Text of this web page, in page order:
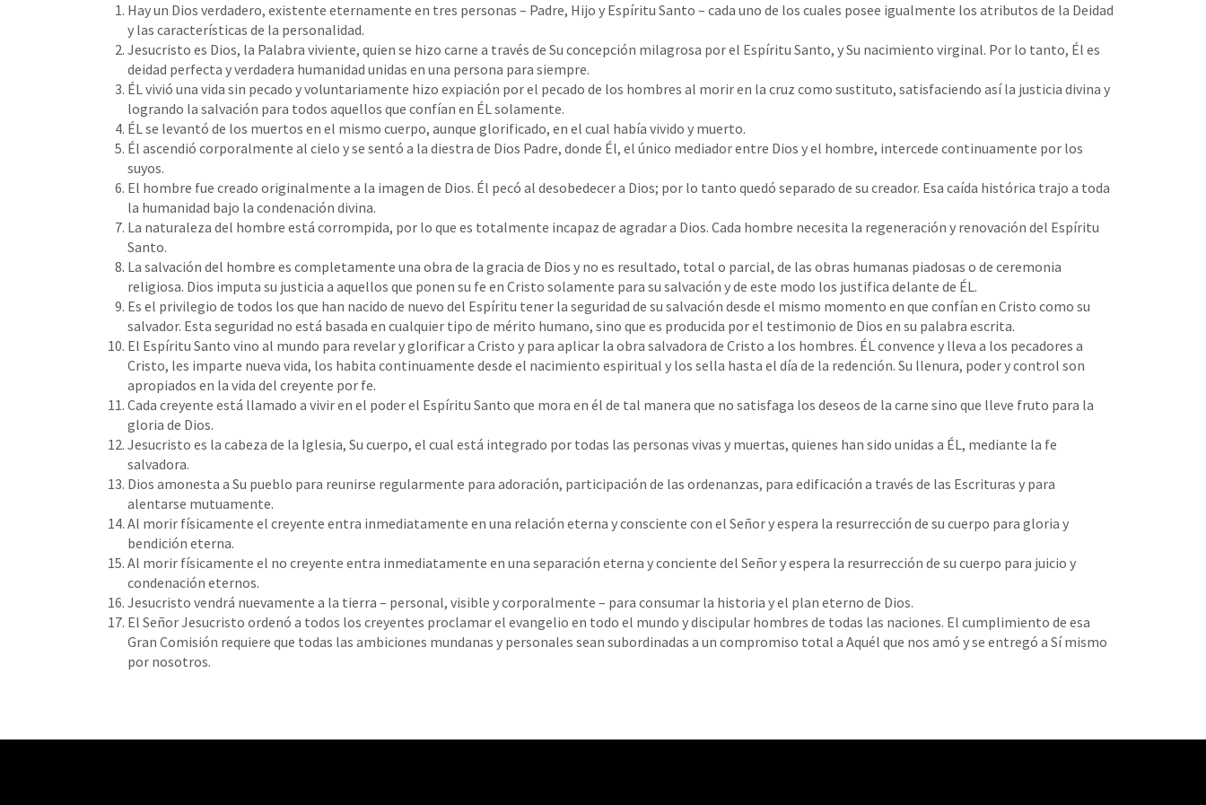
Hay un Dios verdadero, existente eternamente en tres personas – Padre, Hijo y Espíritu Santo – cada uno de los cuales posee igualmente los atributos de la Deidad
y las características de la personalidad.
Jesucristo es Dios, la Palabra viviente, quien se hizo carne a través de Su concepción milagrosa por el Espíritu Santo, y Su nacimiento virginal. Por lo tanto, Él es
deidad perfecta y verdadera humanidad unidas en una persona para siempre.
ÉL vivió una vida sin pecado y voluntariamente hizo expiación por el pecado de los hombres al morir en la cruz como sustituto, satisfaciendo así la justicia divina y
logrando la salvación para todos aquellos que confían en ÉL solamente.
ÉL se levantó de los muertos en el mismo cuerpo, aunque glorificado, en el cual había vivido y muerto.
Él ascendió corporalmente al cielo y se sentó a la diestra de Dios Padre, donde Él, el único mediador entre Dios y el hombre, intercede continuamente por los
suyos.
El hombre fue creado originalmente a la imagen de Dios. Él pecó al desobedecer a Dios; por lo tanto quedó separado de su creador. Esa caída histórica trajo a toda
la humanidad bajo la condenación divina.
La naturaleza del hombre está corrompida, por lo que es totalmente incapaz de agradar a Dios. Cada hombre necesita la regeneración y renovación del Espíritu
Santo.
La salvación del hombre es completamente una obra de la gracia de Dios y no es resultado, total o parcial, de las obras humanas piadosas o de ceremonia
religiosa. Dios imputa su justicia a aquellos que ponen su fe en Cristo solamente para su salvación y de este modo los justifica delante de ÉL.
Es el privilegio de todos los que han nacido de nuevo del Espíritu tener la seguridad de su salvación desde el mismo momento en que confían en Cristo como su
salvador. Esta seguridad no está basada en cualquier tipo de mérito humano, sino que es producida por el testimonio de Dios en su palabra escrita.
El Espíritu Santo vino al mundo para revelar y glorificar a Cristo y para aplicar la obra salvadora de Cristo a los hombres. ÉL convence y lleva a los pecadores a
Cristo, les imparte nueva vida, los habita continuamente desde el nacimiento espiritual y los sella hasta el día de la redención. Su llenura, poder y control son
apropiados en la vida del creyente por fe.
Cada creyente está llamado a vivir en el poder el Espíritu Santo que mora en él de tal manera que no satisfaga los deseos de la carne sino que lleve fruto para la
gloria de Dios.
Jesucristo es la cabeza de la Iglesia, Su cuerpo, el cual está integrado por todas las personas vivas y muertas, quienes han sido unidas a ÉL, mediante la fe
salvadora.
Dios amonesta a Su pueblo para reunirse regularmente para adoración, participación de las ordenanzas, para edificación a través de las Escrituras y para
alentarse mutuamente.
Al morir físicamente el creyente entra inmediatamente en una relación eterna y consciente con el Señor y espera la resurrección de su cuerpo para gloria y
bendición eterna.
Al morir físicamente el no creyente entra inmediatamente en una separación eterna y conciente del Señor y espera la resurrección de su cuerpo para juicio y
condenación eternos.
Jesucristo vendrá nuevamente a la tierra – personal, visible y corporalmente – para consumar la historia y el plan eterno de Dios.
El Señor Jesucristo ordenó a todos los creyentes proclamar el evangelio en todo el mundo y discipular hombres de todas las naciones. El cumplimiento de esa
Gran Comisión requiere que todas las ambiciones mundanas y personales sean subordinadas a un compromiso total a Aquél que nos amó y se entregó a Sí mismo
por nosotros.